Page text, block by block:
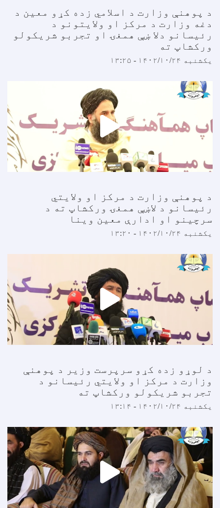
د پوهنې وزارت د اسلامي زده کړو معین د
دغه وزارت د مرکز او ولایتونو د
رئیسانو دلا ښې همغۍ او تجربو شریکولو
ورکشاپ ته
یکشنبه ۱۴۰۲/۱۰/۲۴ - ۱۳:۲۵
د پوهنې وزارت د مرکز او ولایتي
رئیسانو د لاښې همغۍ ورکشاپ ته د
سرچینو او ادارې معین وینا
یکشنبه ۱۴۰۲/۱۰/۲۴ - ۱۳:۲۰
د لوړو زده کړو سرپرست وزیر د پوهنې
وزارت د مرکز او ولایتي رئیسانو د
تجربو شریکولو ورکشاپ ته
یکشنبه ۱۴۰۲/۱۰/۲۴ - ۱۳:۱۴